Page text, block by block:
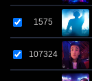
1575
107324